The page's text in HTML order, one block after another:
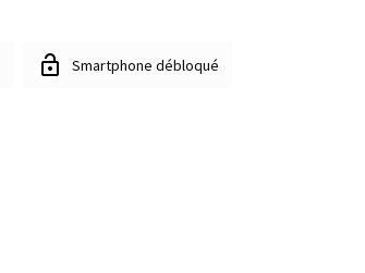
Smartphone débloqué